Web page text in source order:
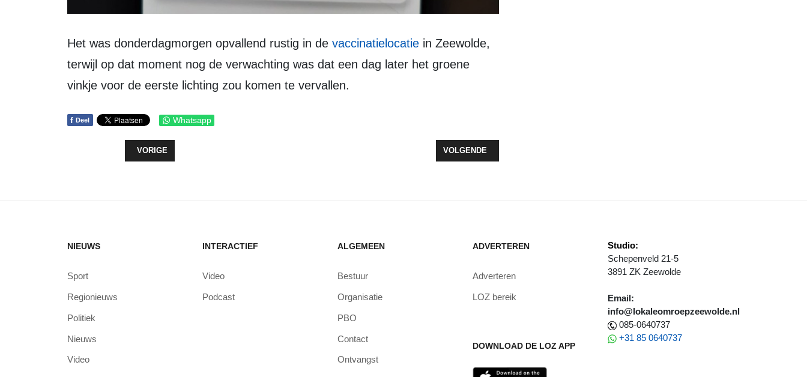
Het was donderdagmorgen opvallend rustig in de vaccinatielocatie in Zeewolde,
terwijl op dat moment nog de verwachting was dat een dag later het groene
vinkje voor de eerste lichting zou komen te vervallen.
f Deel Whatsapp
VORIG ARTIKEL: ST JANSDAL ZEGT 30 PROCENT VAN DE OPERATIES AF DOOR HOOG ZIEKTEVERZUIM
VORIGE VOLGENDE ARTIKEL: PROVINCIE FLEVOLAND HELPT SCHOLEN NAAR DUURZAME
VOLGENDE
NIEUWS
Sport
Regionieuws
Politiek
Nieuws
Video
INTERACTIEF
Video
Podcast
ALGEMEEN
Bestuur
Organisatie
PBO
Contact
Ontvangst
ADVERTEREN
Adverteren
LOZ bereik
DOWNLOAD DE LOZ APP
Studio:
Schepenveld 21-5
3891 ZK Zeewolde
Email:
info@lokaleomroepzeewolde.nl
085-0640737
+31 85 0640737